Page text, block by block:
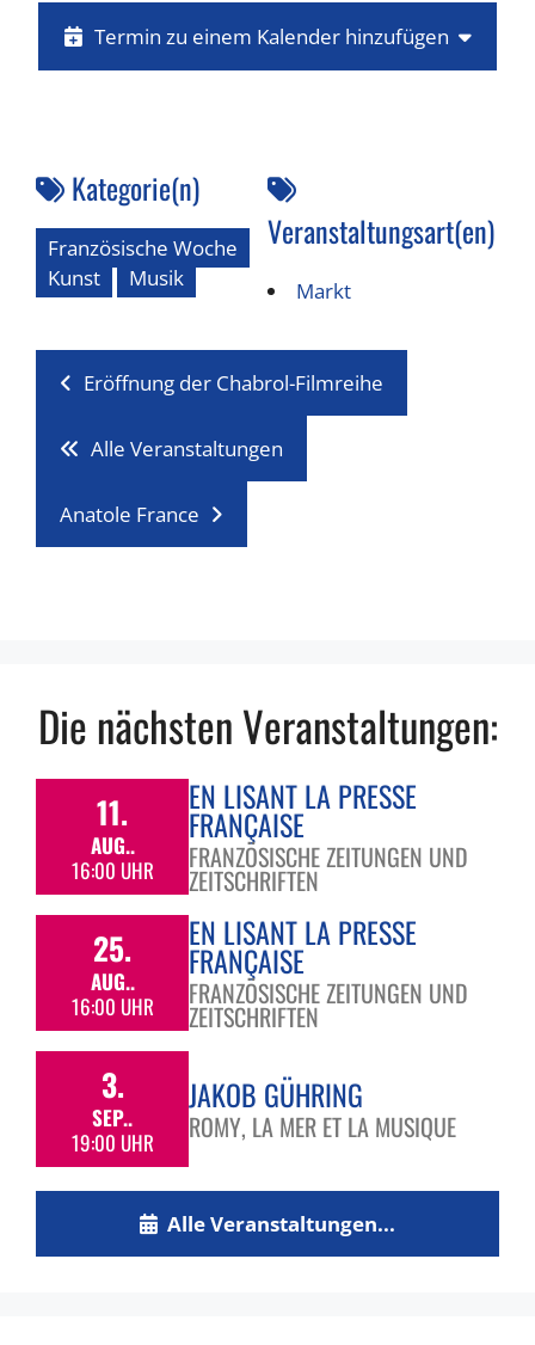
Termin zu einem Kalender hinzufügen
Kategorie(n)
Französische Woche
Kunst
Musik
Veranstaltungsart(en)
Markt
Eröffnung der Chabrol-Filmreihe
Alle Veranstaltungen
Anatole France
Die nächsten Veranstaltungen:
11.
AUG..
16:00 UHR
EN LISANT LA PRESSE
FRANÇAISE
FRANZÖSISCHE ZEITUNGEN UND
ZEITSCHRIFTEN
25.
AUG..
16:00 UHR
EN LISANT LA PRESSE
FRANÇAISE
FRANZÖSISCHE ZEITUNGEN UND
ZEITSCHRIFTEN
3.
SEP..
19:00 UHR
JAKOB GÜHRING
ROMY, LA MER ET LA MUSIQUE
Alle Veranstaltungen...